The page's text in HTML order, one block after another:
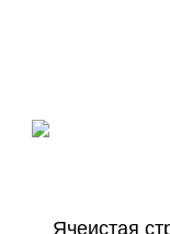
Ячеистая